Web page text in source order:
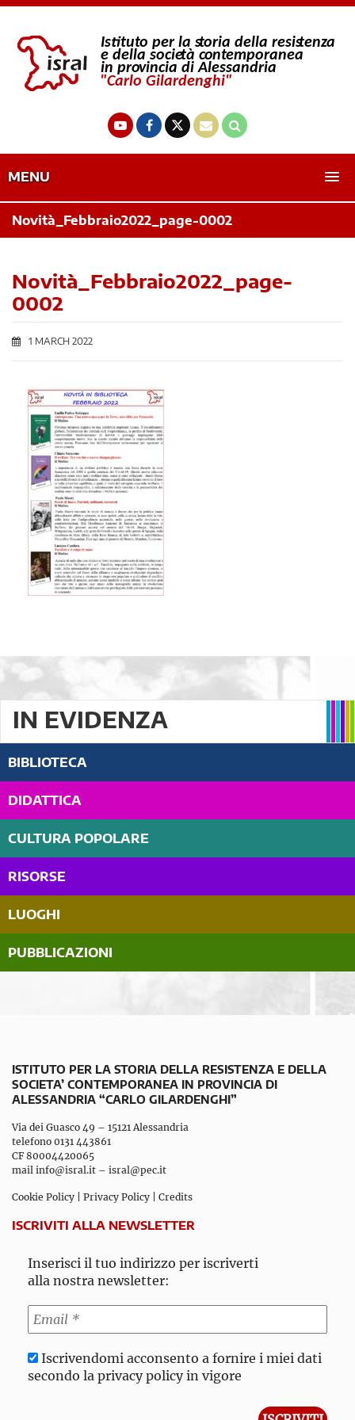
MENU
Novità_Febbraio2022_page-0002
Novità_Febbraio2022_page-
0002
1 MARCH 2022
IN EVIDENZA
BIBLIOTECA
DIDATTICA
CULTURA POPOLARE
RISORSE
LUOGHI
PUBBLICAZIONI
ISTITUTO PER LA STORIA DELLA RESISTENZA E DELLA
SOCIETA’ CONTEMPORANEA IN PROVINCIA DI
ALESSANDRIA “CARLO GILARDENGHI”
Via dei Guasco 49 – 15121 Alessandria
telefono 0131 443861
CF 80004420065
mail info@isral.it – isral@pec.it
Cookie Policy Privacy Policy Credits
ISCRIVITI ALLA NEWSLETTER
Inserisci il tuo indirizzo per iscriverti
alla nostra newsletter:
Iscrivendomi acconsento a fornire i miei dati
secondo la privacy policy in vigore